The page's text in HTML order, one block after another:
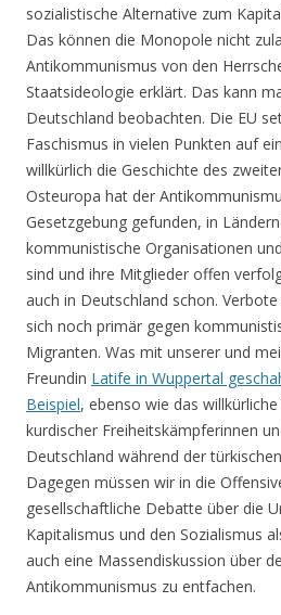
sozialistische Alternative zum
Das können die Monopole nicht
Antikommunismus von den
Staatsideologie erklärt. Das kann
Deutschland beobachten. Die EU
Faschismus in vielen Punkten auf
willkürlich die Geschichte des
Osteuropa hat der
Gesetzgebung gefunden, in
kommunistische Organisationen
sind und ihre Mitglieder offen
auch in Deutschland schon.
sich noch primär gegen
Migranten. Was mit unserer und
Freundin Latife in Wuppertal
Beispiel, ebenso wie das
kurdischer Freiheitskämpferinnen
Deutschland während der
Dagegen müssen wir in die
gesellschaftliche Debatte über die
Kapitalismus und den Sozialismus
auch eine Massendiskussion über
Antikommunismus zu entfachen.